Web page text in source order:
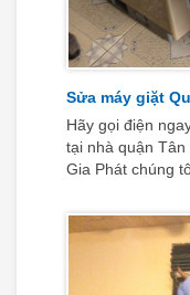
Sửa máy giặt
Hãy gọi điện
tại nhà quận
Gia Phát chúng